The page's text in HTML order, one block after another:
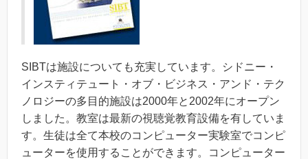
SIBTは施設についても充実しています。シドニー・
インスティテュート・オブ・ビジネス・アンド・テク
ノロジーの多目的施設は2000年と2002年にオープン
しました。教室は最新の視聴覚教育設備を有していま
す。生徒は全て本校のコンピューター実験室でコンピ
ューターを使用することができます。コンピューター